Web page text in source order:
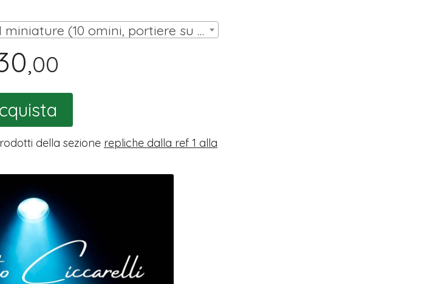
SCATOLA HW ANNI 70 con 11 miniature (10 omini, portiere su asta) | € 30,00
,00
della sezione repliche dalla ref 1 alla